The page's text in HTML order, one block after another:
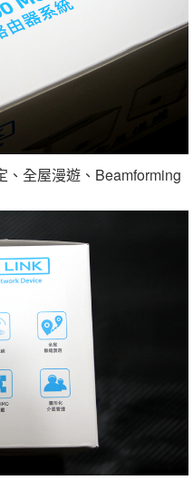
全屋漫遊、Beamforming